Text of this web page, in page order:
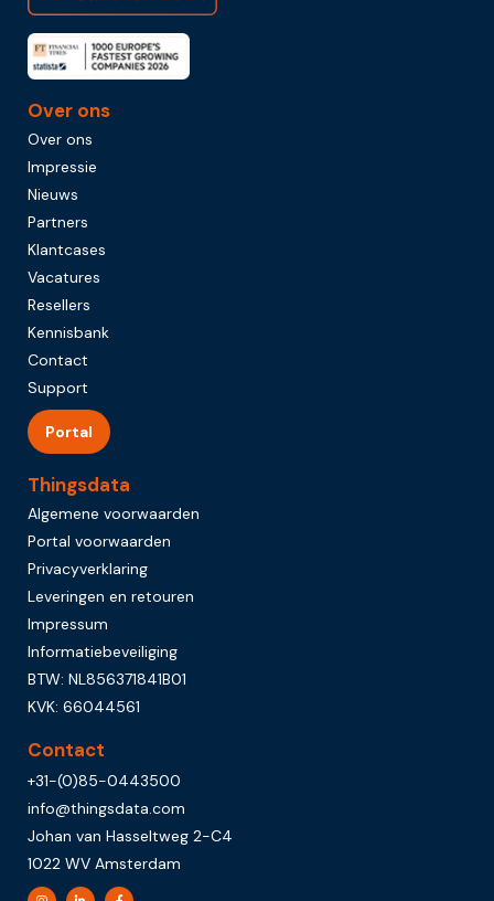
Over ons
Over ons
Impressie
Nieuws
Partners
Klantcases
Vacatures
Resellers
Kennisbank
Contact
Support
Portal
Thingsdata
Algemene voorwaarden
Portal voorwaarden
Privacyverklaring
Leveringen en retouren
Impressum
Informatiebeveiliging
BTW: NL856371841B01
KVK: 66044561
Contact
+31-(0)85-0443500
info@thingsdata.com
Johan van Hasseltweg 2-C4
1022 WV Amsterdam